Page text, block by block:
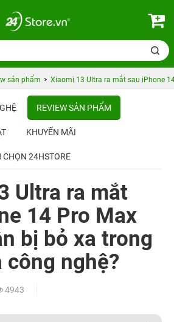
sản phẩm Xiaomi 13 Ultra ra mắt sau iPhone
REVIEW SẢN PHẨM
KHUYẾN MÃI
CHỌN 24HSTORE
Ultra ra mắt
14 Pro Max
bị bỏ xa trong
công nghệ?
4943